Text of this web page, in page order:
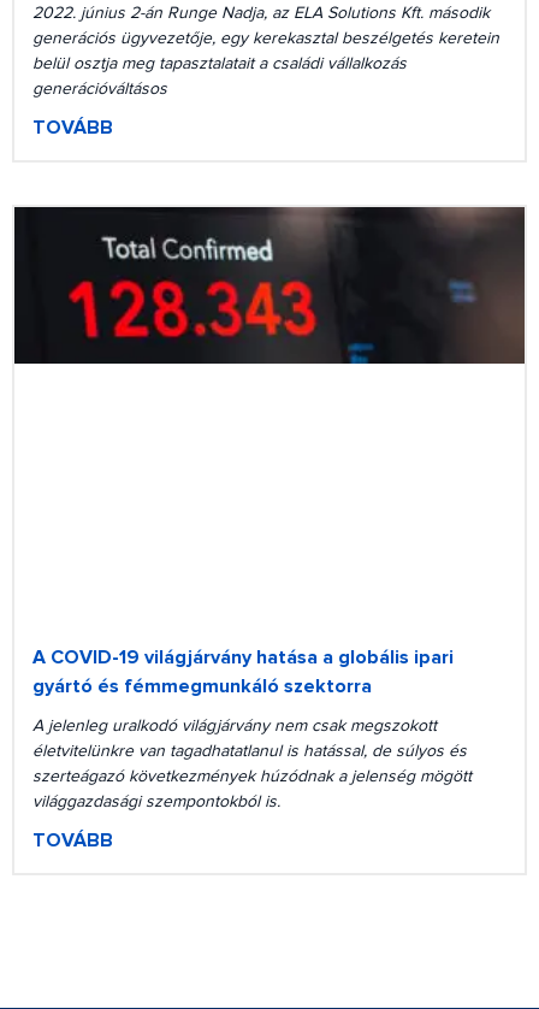
2022. június 2-án Runge Nadja, az ELA Solutions Kft. második
generációs ügyvezetője, egy kerekasztal beszélgetés keretein
belül osztja meg tapasztalatait a családi vállalkozás
generációváltásos
TOVÁBB
A COVID-19 világjárvány hatása a globális ipari
gyártó és fémmegmunkáló szektorra
A jelenleg uralkodó világjárvány nem csak megszokott
életvitelünkre van tagadhatatlanul is hatással, de súlyos és
szerteágazó következmények húzódnak a jelenség mögött
világgazdasági szempontokból is.
TOVÁBB